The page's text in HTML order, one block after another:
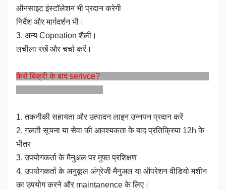
ऑनसाइट इंस्टॉलेशन भी प्रदान करेगी
निर्देश और मार्गदर्शन भी।
3. अन्य Copeation शैली।
लचीला रखें और चर्चा करें।
कैसे बिक्री के बाद serivce?
1. तकनीकी सहायता और उत्पादन लाइन उन्नयन प्रदान करें
2. गलती सूचना या सेवा की आवश्यकता के बाद प्रतिक्रिया 12h के
भीतर
3. उपयोगकर्ता के मैनुअल पर मुफ्त प्रशिक्षण
4. उपयोगकर्ता के अनुकूल अंग्रेजी मैनुअल या ऑपरेशन वीडियो मशीन
का उपयोग करने और maintanence के लिए।